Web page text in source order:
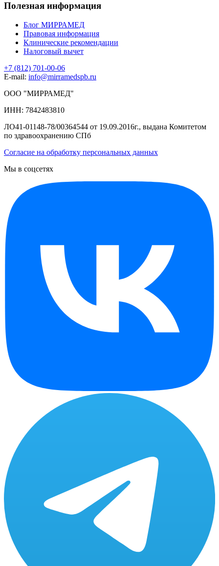
Полезная информация
Блог МИРРАМЕД
Правовая информация
Клинические рекомендации
Налоговый вычет
+7 (812) 701-00-06
E-mail: info@mirramedspb.ru
ООО "МИРРАМЕД"
ИНН: 7842483810
ЛО41-01148-78/00364544 от 19.09.2016г., выдана Комитетом
по здравоохранению СПб
Согласие на обработку персональных данных
Мы в соцсетях